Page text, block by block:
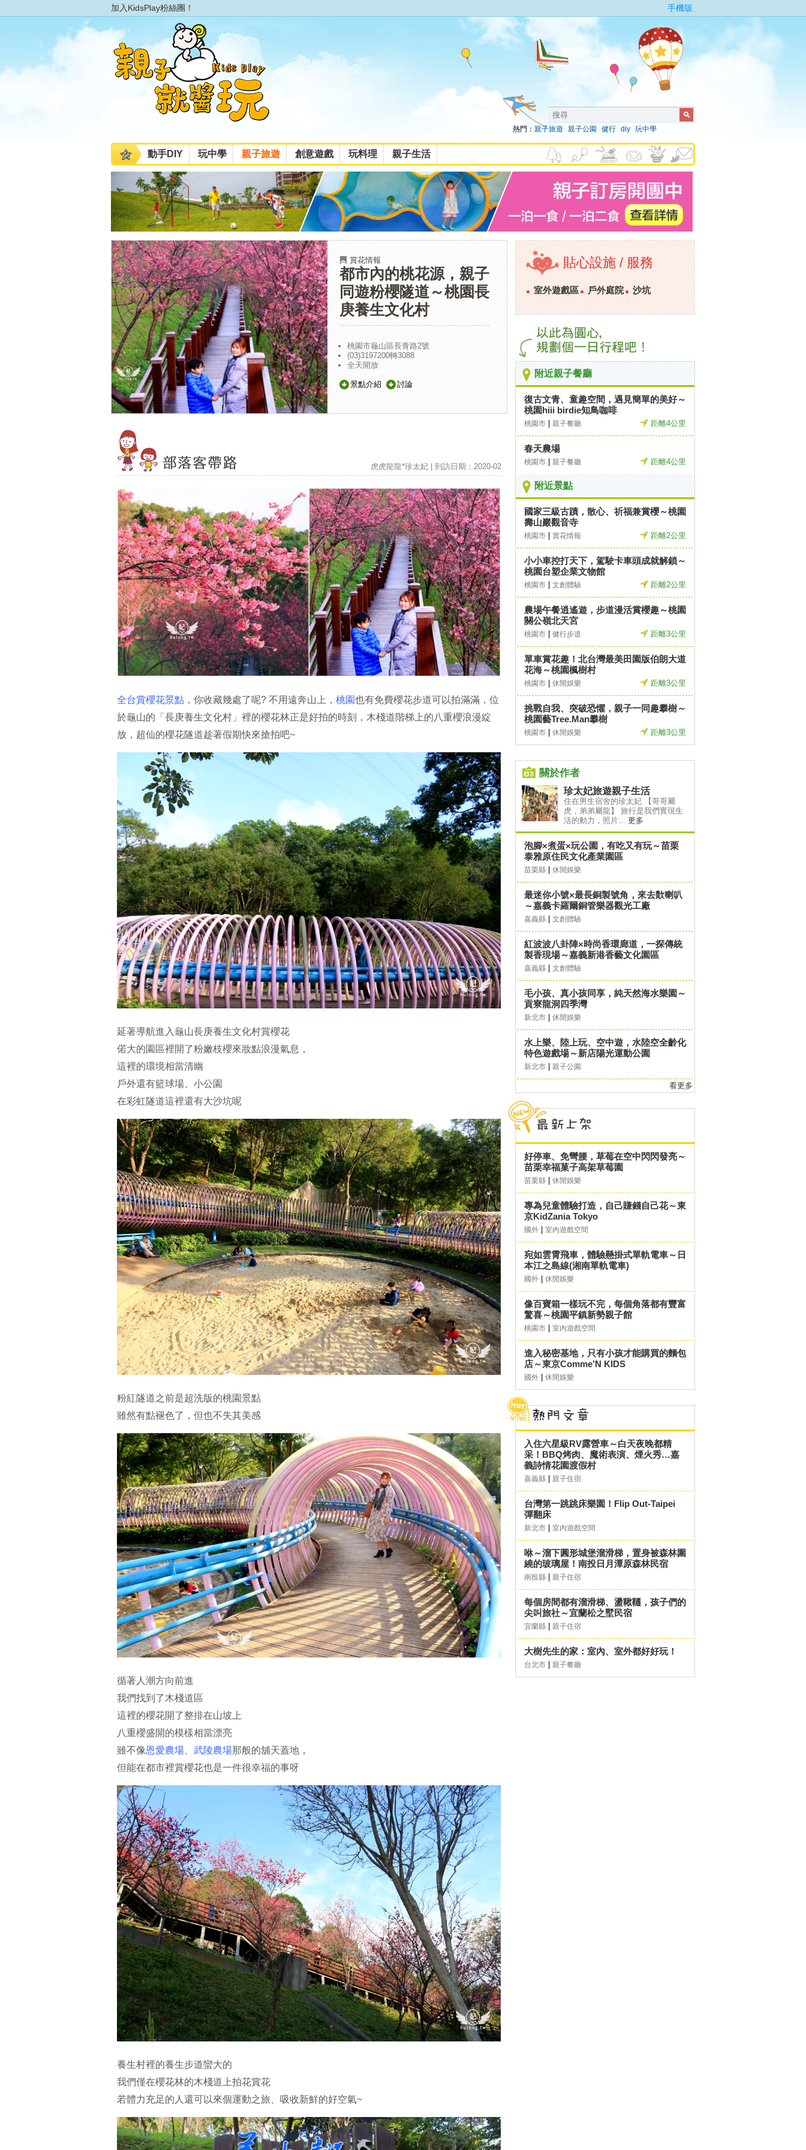
加入KidsPlay粉絲團！ 手機版
熱門： 親子旅遊 親子公園 健行 diy 玩中學
動手DIY 玩中學 親子旅遊 創意遊戲 玩料理 親子生活
賞花情報
都市內的桃花源，親子
同遊粉櫻隧道～桃園長
庚養生文化村
桃園市龜山區長青路2號
(03)3197200轉3088
全天開放
景點介紹 討論
虎虎龍龍*珍太妃 | 到訪日期：2020-02
全台賞櫻花景點 ，你收藏幾處了呢? 不用遠奔山上， 桃園也有免費櫻花步道可以拍滿滿，位
於龜山的「長庚養生文化村」裡的櫻花林正是好拍的時刻，木棧道階梯上的八重櫻浪漫綻
放，超仙的櫻花隧道趁著假期快來搶拍吧~
延著導航進入龜山長庚養生文化村賞櫻花
偌大的園區裡開了粉嫩枝櫻來妝點浪漫氣息，
這裡的環境相當清幽
戶外還有籃球場、小公園
在彩虹隧道這裡還有大沙坑呢
粉紅隧道之前是超洗版的桃園景點
雖然有點褪色了，但也不失其美感
循著人潮方向前進
我們找到了木棧道區
這裡的櫻花開了整排在山坡上
八重櫻盛開的模樣相當漂亮
雖不像恩愛農場 武陵農場那般的舖天蓋地，
但能在都市裡賞櫻花也是一件很幸福的事呀
養生村裡的養生步道蠻大的
我們僅在櫻花林的木棧道上拍花賞花
若體力充足的人還可以來個運動之旅、吸收新鮮的好空氣~
貼心設施 / 服務
室外遊戲區 戶外庭院 沙坑
附近親子餐廳
復古文青、童趣空間，遇見簡單的美好～
桃園hiii birdie知鳥咖啡
桃園市 親子餐廳 距離4公里
春天農場
桃園市 親子餐廳 距離4公里
附近景點
國家三級古蹟，散心、祈福兼賞櫻～桃園
壽山巖觀音寺
桃園市 賞花情報 距離2公里
小小車控打天下，駕駛卡車頭成就解鎖～
桃園台塑企業文物館
桃園市 文創體驗 距離2公里
農場午餐逍遙遊，步道漫活賞櫻趣～桃園
關公嶺北天宮
桃園市 健行步道 距離3公里
單車賞花趣！北台灣最美田園版伯朗大道
花海～桃園楓樹村
桃園市 休閒娛樂 距離3公里
挑戰自我、突破恐懼，親子一同趣攀樹～
桃園藝Tree.Man攀樹
桃園市 休閒娛樂 距離3公里
關於作者
珍太妃旅遊親子生活
住在男生宿舍的珍太妃 【哥哥屬
虎，弟弟屬龍】 旅行是我們實現生
活的動力，照片... 更多
泡腳×煮蛋×玩公園，有吃又有玩～苗栗
泰雅原住民文化產業園區
苗栗縣 休閒娛樂
最迷你小號×最長銅製號角，來去歕喇叭
～嘉義卡羅爾銅管樂器觀光工廠
嘉義縣 文創體驗
紅波波八卦陣×時尚香環廊道，一探傳統
製香現場～嘉義新港香藝文化園區
嘉義縣 文創體驗
毛小孩、真小孩同享，純天然海水樂園～
貢寮龍洞四季灣
新北市 休閒娛樂
水上樂、陸上玩、空中遊，水陸空全齡化
特色遊戲場～新店陽光運動公園
新北市 親子公園
看更多
好停車、免彎腰，草莓在空中閃閃發亮～
苗栗幸福菓子高架草莓園
苗栗縣 休閒娛樂
專為兒童體驗打造，自己賺錢自己花～東
京KidZania Tokyo
國外 室內遊戲空間
宛如雲霄飛車，體驗懸掛式單軌電車～日
本江之島線(湘南單軌電車)
國外 休閒娛樂
像百寶箱一樣玩不完，每個角落都有豐富
驚喜～桃園平鎮新勢親子館
桃園市 室內遊戲空間
進入秘密基地，只有小孩才能購買的麵包
店～東京Comme’N KIDS
國外 休閒娛樂
入住六星級RV露營車～白天夜晚都精
采！BBQ烤肉、魔術表演、煙火秀…嘉
義詩情花園渡假村
嘉義縣 親子住宿
台灣第一跳跳床樂園！Flip Out-Taipei
彈翻床
新北市 室內遊戲空間
咻～溜下圓形城堡溜滑梯，置身被森林圍
繞的玻璃屋！南投日月潭原森林民宿
南投縣 親子住宿
每個房間都有溜滑梯、盪鞦韆，孩子們的
尖叫旅社～宜蘭松之墅民宿
宜蘭縣 親子住宿
大樹先生的家：室內、室外都好好玩！
台北市 親子餐廳